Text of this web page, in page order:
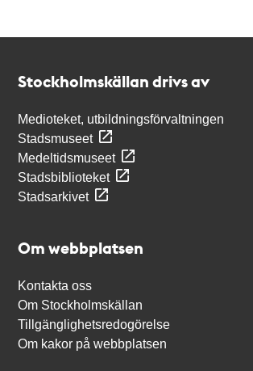
Stockholmskällan drivs av
Medioteket, utbildningsförvaltningen
Stadsmuseet
Medeltidsmuseet
Stadsbiblioteket
Stadsarkivet
Om webbplatsen
Kontakta oss
Om Stockholmskällan
Tillgänglighetsredogörelse
Om kakor på webbplatsen